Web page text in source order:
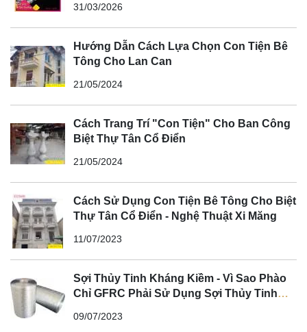
31/03/2026
Hướng Dẫn Cách Lựa Chọn Con Tiện Bê
Tông Cho Lan Can
21/05/2024
Cách Trang Trí "Con Tiện" Cho Ban Công
Biệt Thự Tân Cổ Điển
21/05/2024
Cách Sử Dụng Con Tiện Bê Tông Cho Biệt
Thự Tân Cổ Điển - Nghệ Thuật Xi Măng
11/07/2023
Sợi Thủy Tinh Kháng Kiềm - Vì Sao Phào
Chỉ GFRC Phải Sử Dụng Sợi Thủy Tinh
09/07/2023